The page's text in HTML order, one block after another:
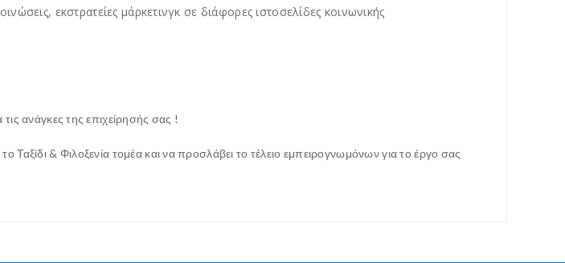
εκστρατείες μάρκετινγκ σε διάφορες ιστοσελίδες κοινωνικής
ανάγκες της επιχείρησής σας !
Ταξίδι & Φιλοξενία τομέα και να προσλάβει το τέλειο εμπειρογνωμόνων για το έργο σας